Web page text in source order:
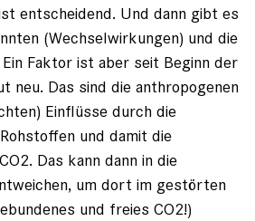
entscheidend. Und dann gibt es
(Wechselwirkungen) und die
Faktor ist aber seit Beginn der
neu. Das sind die anthropogenen
Einflüsse durch die
und damit die
Das kann dann in die
um dort im gestörten
und freies CO2!)